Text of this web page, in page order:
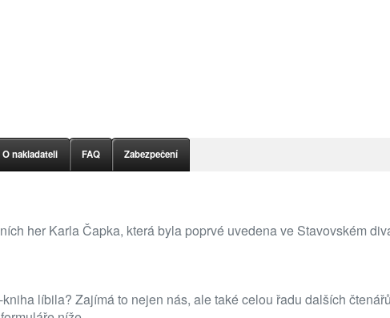
O nakladateli FAQ Zabezpečení
her Karla Čapka, která byla poprvé uvedena ve Stavovském
líbila? Zajímá to nejen nás, ale také celou řadu dalších